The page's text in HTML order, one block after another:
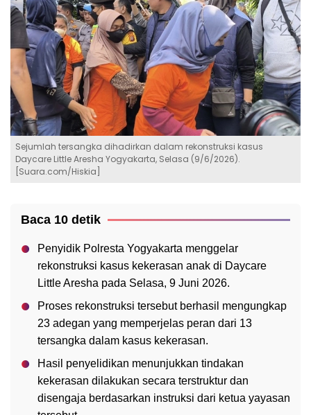
Sejumlah tersangka dihadirkan dalam rekonstruksi kasus
Daycare Little Aresha Yogyakarta, Selasa (9/6/2026).
[Suara.com/Hiskia]
Baca 10 detik
Penyidik Polresta Yogyakarta menggelar
rekonstruksi kasus kekerasan anak di Daycare
Little Aresha pada Selasa, 9 Juni 2026.
Proses rekonstruksi tersebut berhasil mengungkap
23 adegan yang memperjelas peran dari 13
tersangka dalam kasus kekerasan.
Hasil penyelidikan menunjukkan tindakan
kekerasan dilakukan secara terstruktur dan
disengaja berdasarkan instruksi dari ketua yayasan